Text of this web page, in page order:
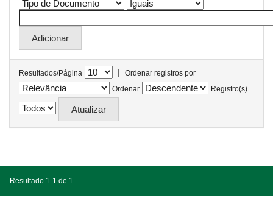
Resultados/Página |
Ordenar registros por
Ordenar
Registro(s)
Resultado 1-1 de 1.